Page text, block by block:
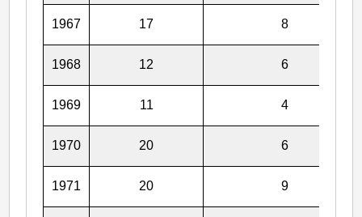
1967 17 8
1968 12 6
1969 11 4
1970 20 6
1971 20 9